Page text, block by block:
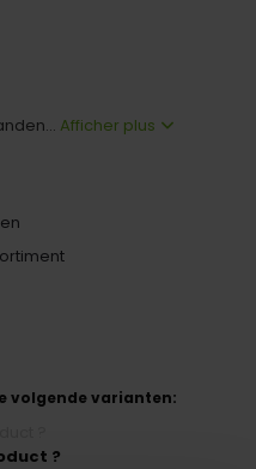
Afficher plus
volgende varianten:
?